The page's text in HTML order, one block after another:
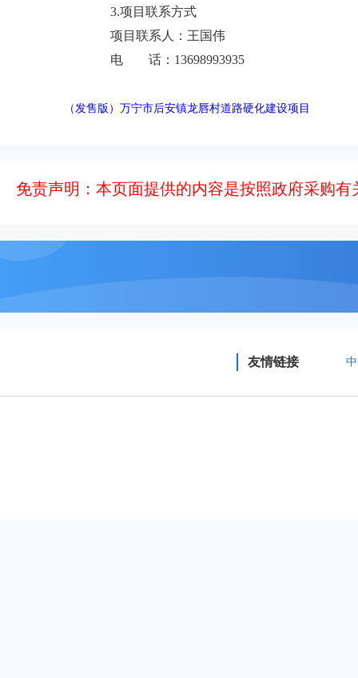
3.项目联系方式
项目联系人：王国伟
电 话：13698993935
（发售版）万宁市后安镇龙唇村道路硬化建设项目
免责声明：本页面提供的内容是按照政府采购
友情链接